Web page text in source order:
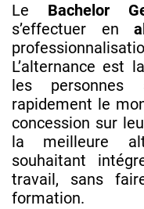
Le Bachelor
s’effectuer en
L’alternance est
les personnes
rapidement le
concession sur
la meilleure
souhaitant
travail, sans
formation.